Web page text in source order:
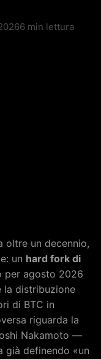
6 min lettura
oltre un decennio,
un hard fork di
per agosto 2026
la distribuzione
di BTC in
riguarda la
Nakamoto —
già definendo «un